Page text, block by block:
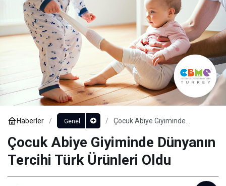
Haberler Genel
Çocuk Abiye Giyiminde
Oldu
Çocuk Abiye Giyiminde Dünyanın
Tercihi Türk Ürünleri Oldu